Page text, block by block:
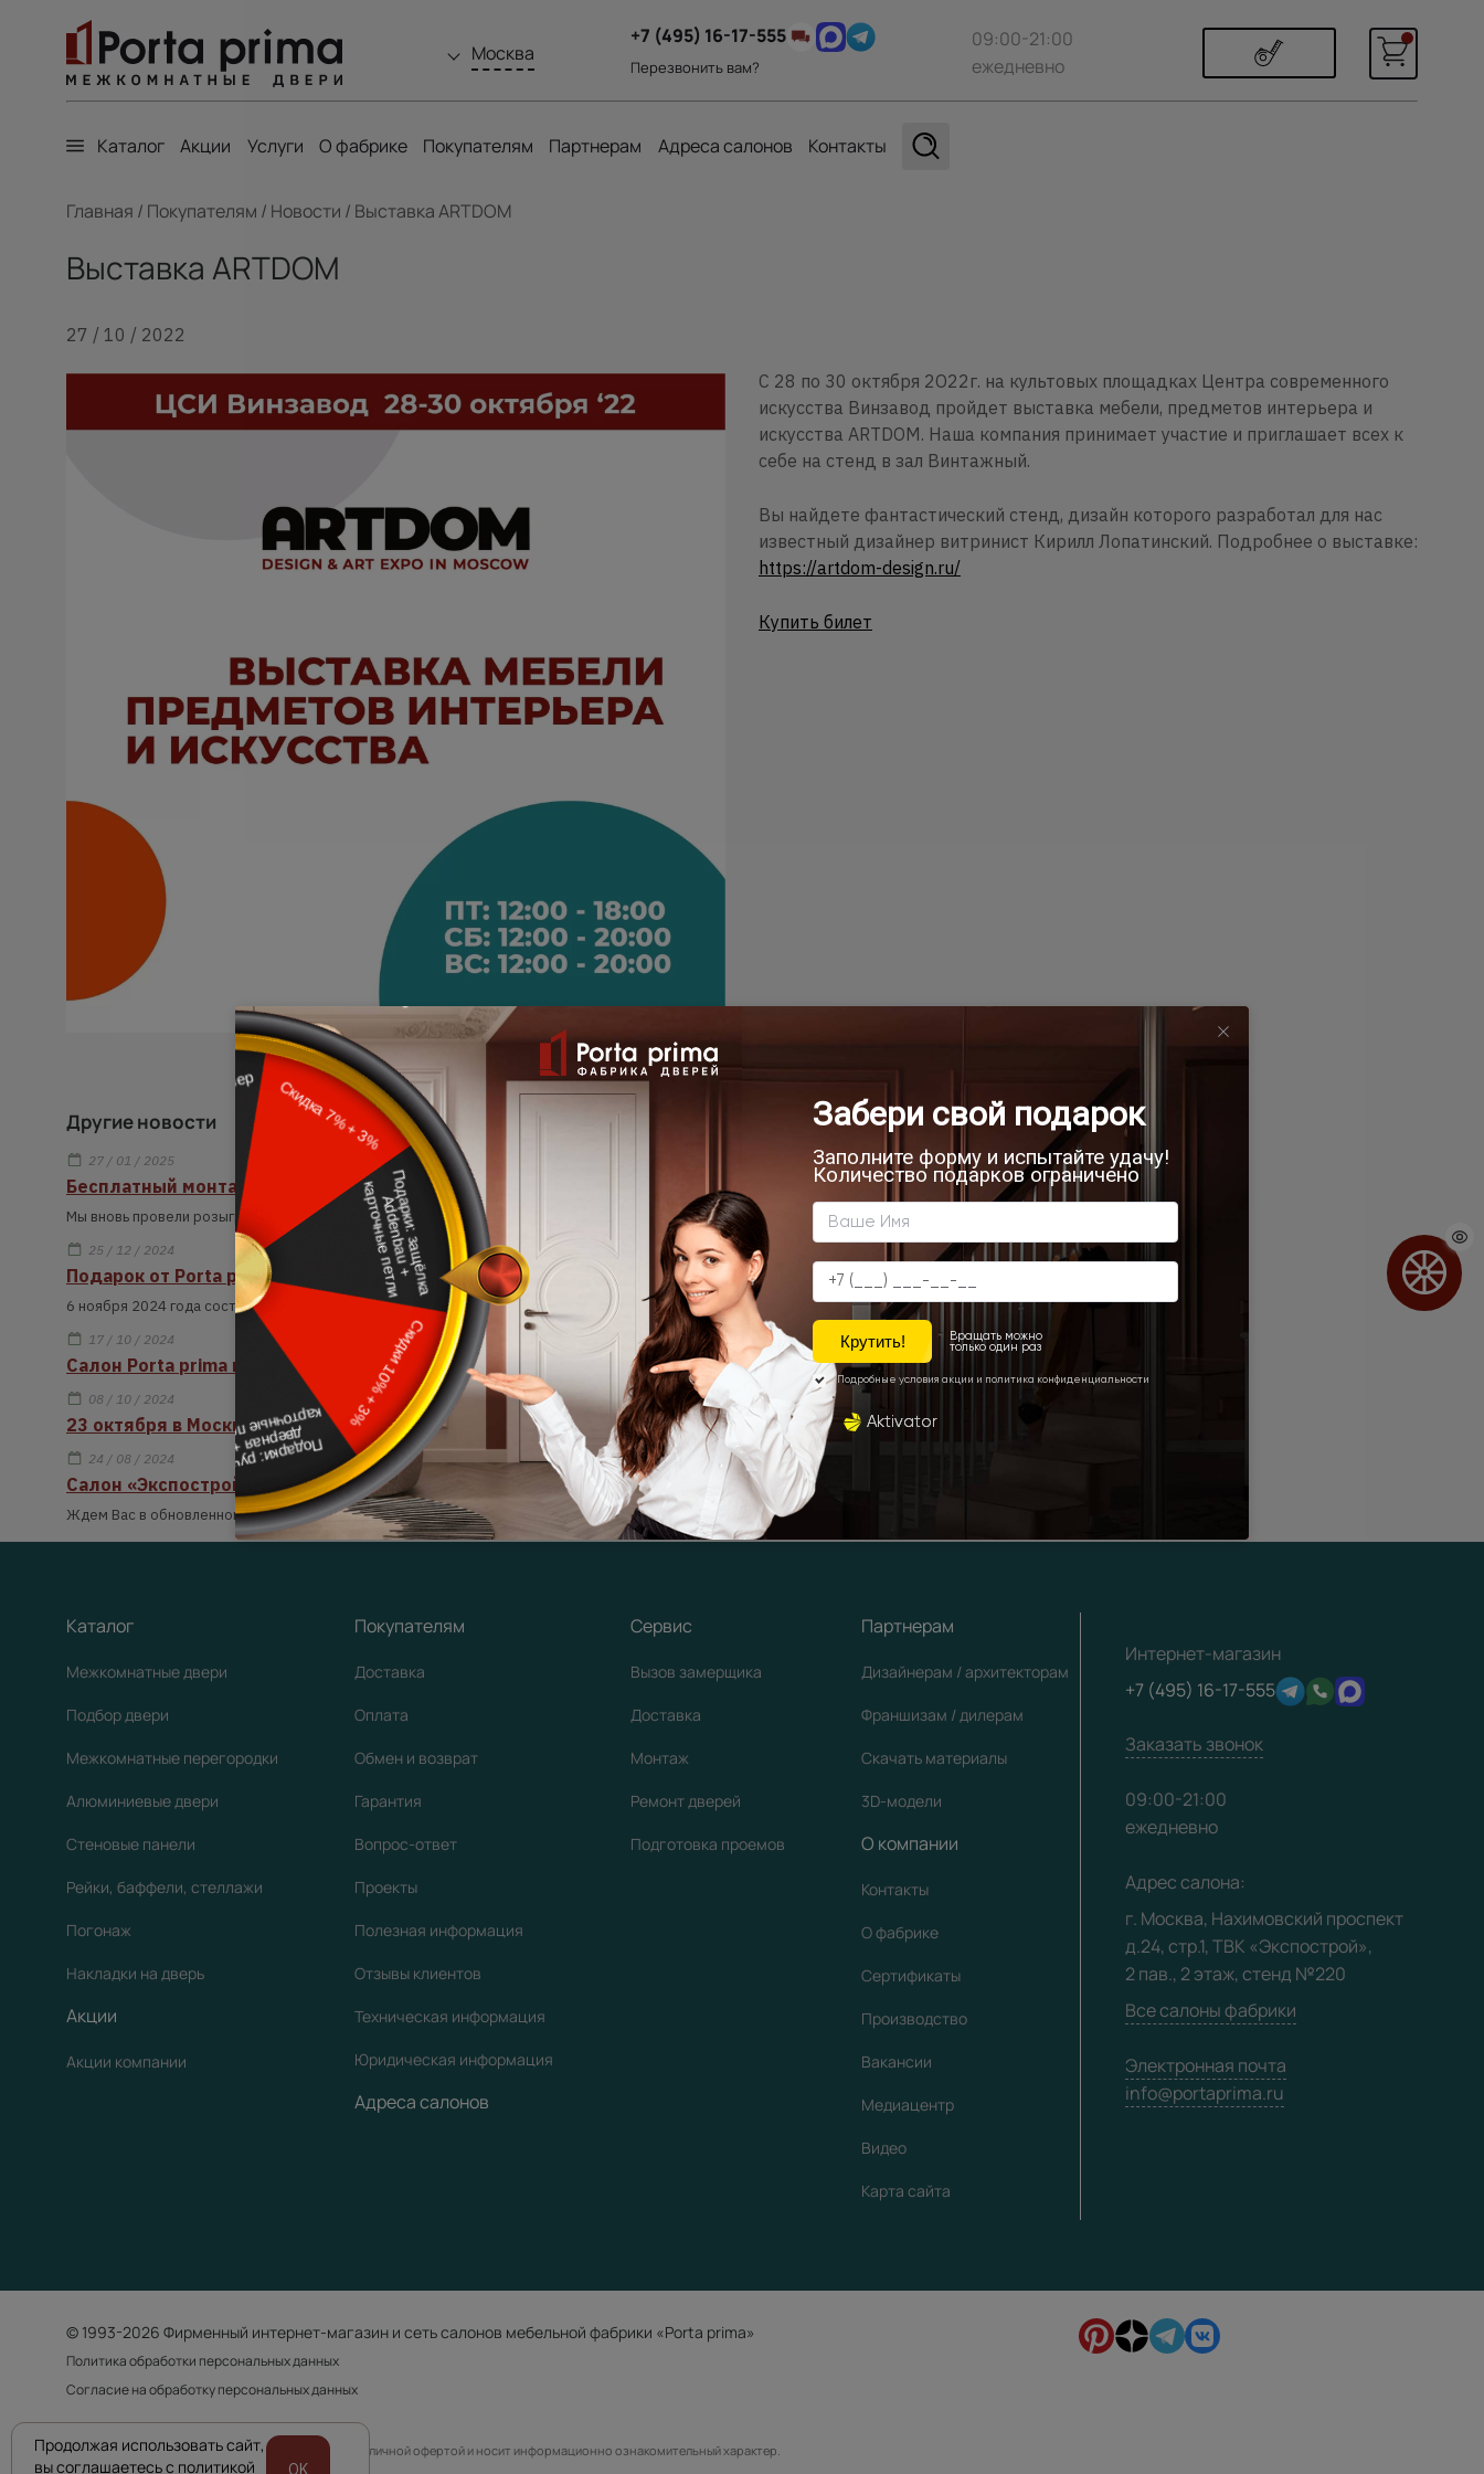
Москва
+7 (495) 16-17-555
Перезвонить вам?
09:00-21:00
ежедневно
Каталог Акции Услуги О фабрике Покупателям Партнерам Адреса салонов Контакты
Главная / Покупателям / Новости / Выставка ARTDOM
Выставка ARTDOM
27 / 10 / 2022
С 28 по 30 октября 2O22г. на культовых площадках Центра современного
искусства Винзавод пройдет выставка мебели, предметов интерьера и
искусства ARTDOM. Наша компания принимает участие и приглашает всех к
себе на стенд в зал Винтажный.
Вы найдете фантастический стенд, дизайн которого разработал для нас
известный дизайнер витринист Кирилл Лопатинский. Подробнее о выставке:
https://artdom-design.ru/
Купить билет
Другие новости
27 / 01 / 2025
Бесплатный монтаж: победитель делится впечатлениями!
Мы вновь провели розыгрыш бесплатного монтажа для наших клиентов 6 января 2025 года.
25 / 12 / 2024
Подарок от Porta prima: профессиональный монтаж
6 ноября 2024 года состоялся розыгрыш бесплатного монтажа среди наших покупателей.
17 / 10 / 2024
Салон Porta prima в ТЦ Гранд открыт после реконструкции!
08 / 10 / 2024
23 октября в Москве пройдет мероприятие для дизайнеров интерьера
24 / 08 / 2024
Салон «Экспострой» открыт после реконструкции
Ждем Вас в обновленном салоне!
Каталог
Межкомнатные двери
Подбор двери
Межкомнатные перегородки
Алюминиевые двери
Стеновые панели
Рейки, баффели, стеллажи
Погонаж
Накладки на дверь
Акции
Акции компании
Покупателям
Доставка
Оплата
Обмен и возврат
Гарантия
Вопрос-ответ
Проекты
Полезная информация
Отзывы клиентов
Техническая информация
Юридическая информация
Адреса салонов
Сервис
Вызов замерщика
Доставка
Монтаж
Ремонт дверей
Подготовка проемов
Партнерам
Дизайнерам / архитекторам
Франшизам / дилерам
Скачать материалы
3D-модели
О компании
Контакты
О фабрике
Сертификаты
Производство
Вакансии
Медиацентр
Видео
Карта сайта
Интернет-магазин
+7 (495) 16-17-555
Заказать звонок
09:00-21:00
ежедневно
Адрес салона:
г. Москва, Нахимовский проспект
д.24, стр.1, ТВК «Экспострой»,
2 пав., 2 этаж, стенд №220
Все салоны фабрики
Электронная почта
info@portaprima.ru
© 1993-2026 Фирменный интернет-магазин и сеть салонов мебельной фабрики «Porta prima»
Политика обработки персональных данных
Согласие на обработку персональных данных
Приведенная на сайте информация не является публичной офертой и носит информационно ознакомительный характер.
Продолжая использовать сайт,
вы соглашаетесь с политикой
OK